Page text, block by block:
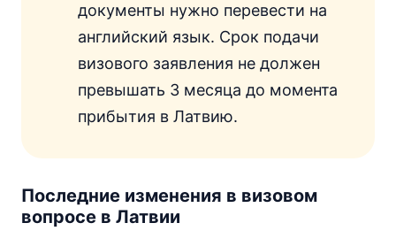
документы нужно перевести на
английский язык. Срок подачи
визового заявления не должен
превышать 3 месяца до момента
прибытия в Латвию.
Последние изменения в визовом
вопросе в Латвии